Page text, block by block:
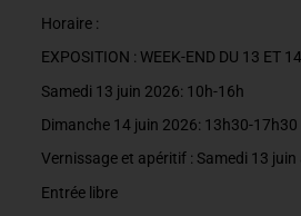
Horaire :
EXPOSITION : WEEK-END DU 13 ET
Samedi 13 juin 2026: 10h-16h
Dimanche 14 juin 2026: 13h30-17h30
Vernissage et apéritif : Samedi 13 juin
Entrée libre